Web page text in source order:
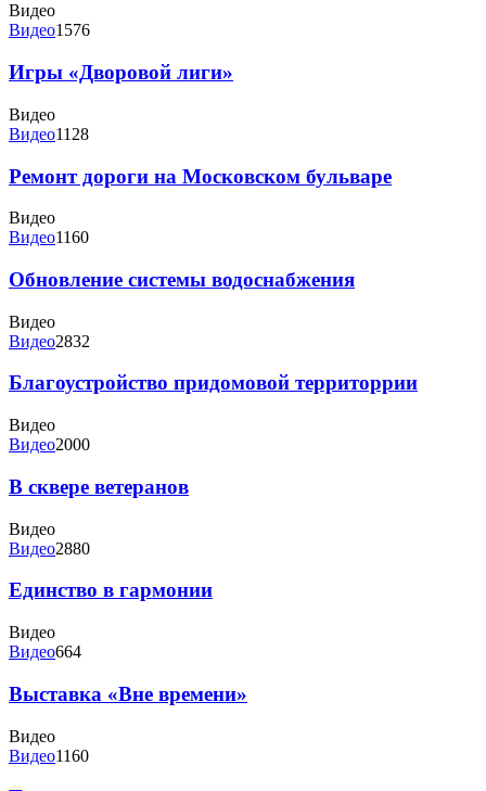
Видео
Видео1576
Игры «Дворовой лиги»
Видео
Видео1128
Ремонт дороги на Московском бульваре
Видео
Видео1160
Обновление системы водоснабжения
Видео
Видео2832
Благоустройство придомовой территоррии
Видео
Видео2000
В сквере ветеранов
Видео
Видео2880
Единство в гармонии
Видео
Видео664
Выставка «Вне времени»
Видео
Видео1160